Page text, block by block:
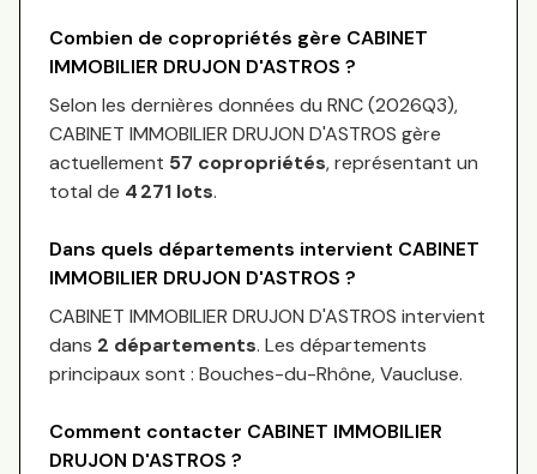
Combien de copropriétés gère CABINET
IMMOBILIER DRUJON D'ASTROS ?
Selon les dernières données du RNC (2026Q3),
CABINET IMMOBILIER DRUJON D'ASTROS gère
actuellement 57 copropriétés, représentant un
total de 4 271 lots.
Dans quels départements intervient CABINET
IMMOBILIER DRUJON D'ASTROS ?
CABINET IMMOBILIER DRUJON D'ASTROS intervient
dans 2 départements. Les départements
principaux sont : Bouches-du-Rhône, Vaucluse.
Comment contacter CABINET IMMOBILIER
DRUJON D'ASTROS ?